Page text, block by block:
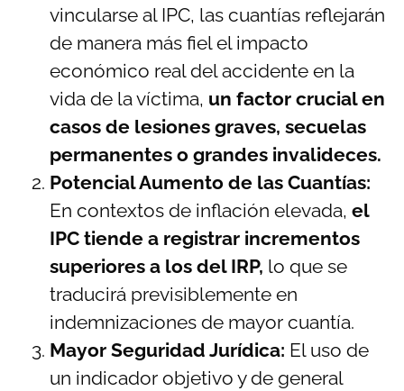
vincularse al IPC, las cuantías reflejarán
de manera más fiel el impacto
económico real del accidente en la
vida de la víctima, un factor crucial en
casos de lesiones graves, secuelas
permanentes o grandes invalideces.
Potencial Aumento de las Cuantías:
En contextos de inflación elevada, el
IPC tiende a registrar incrementos
superiores a los del IRP, lo que se
traducirá previsiblemente en
indemnizaciones de mayor cuantía.
Mayor Seguridad Jurídica: El uso de
un indicador objetivo y de general